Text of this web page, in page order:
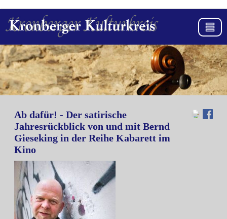
Ab dafür! - Der satirische
Jahresrückblick von und mit Bernd
Gieseking in der Reihe Kabarett im
Kino